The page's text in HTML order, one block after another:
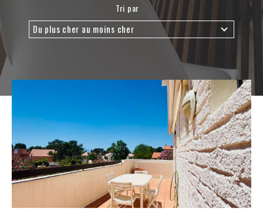
Tri par
Du plus cher au moins cher
Budget
Surface
Pièces
Pièces
Référence